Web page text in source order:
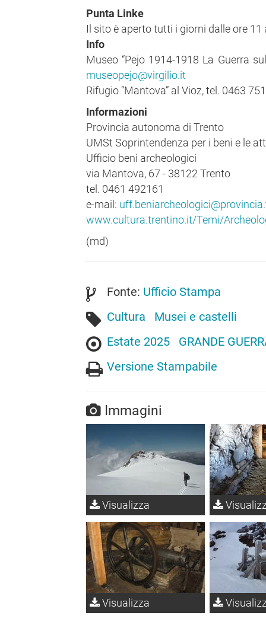
Punta Linke
Il sito è aperto tutti i giorni dalle ore
Info
Museo “Pejo 1914-1918 La Guerra
museopejo@virgilio.it
Rifugio “Mantova” al Vioz, tel. 0463
Informazioni
Provincia autonoma di Trento
UMSt Soprintendenza per i beni e le
Ufficio beni archeologici
via Mantova, 67 - 38122 Trento
tel. 0461 492161
e-mail:
www.cultura.trentino.it/Temi/
(md)
Fonte: Ufficio Stampa
Cultura
Musei e castelli
Estate 2025
GRANDE
Versione Stampabile
Immagini
Visualizza
Visualizza